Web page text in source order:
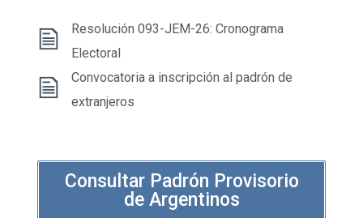
Resolución 093-JEM-26: Cronograma
Electoral
Convocatoria a inscripción al padrón de
extranjeros
Consultar Padrón Provisorio
de Argentinos